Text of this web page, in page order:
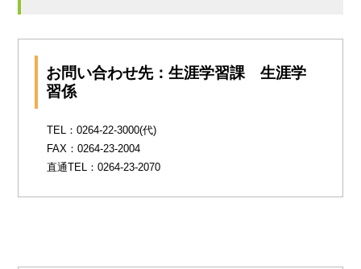
お問い合わせ先：生涯学習課 生涯学
習係
TEL：0264-22-3000(代)
FAX：0264-23-2004
直通TEL：0264-23-2070